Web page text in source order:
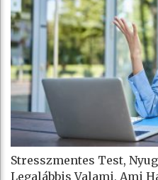
Stresszmentes Test,
Legalábbis Valami, Ami